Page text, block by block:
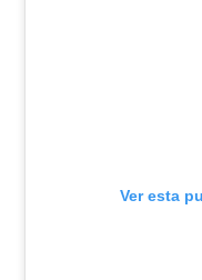
Ver esta